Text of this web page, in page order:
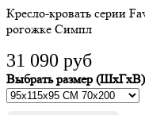
Кресло-кровать серии
рогожке Симпл
31 090 руб
Выбрать размер